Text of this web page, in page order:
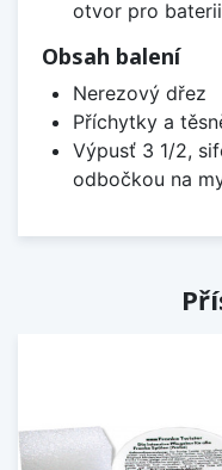
otvor pro
Obsah balení
Nerezový dřez
Příchytky a
Výpusť 3 1/2,
odbočkou na